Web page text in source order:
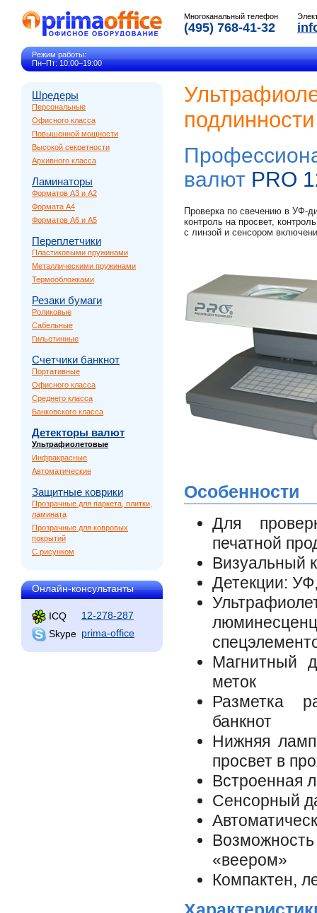
Многоканальный телефон
(495) 768-41-32
Режим работы:
Пн–Пт: 10:00–19:00
Шредеры
Персональные
Офисного класса
Повышенной мощности
Высокой секретности
Архивного класса
Ламинаторы
Форматов A3 и A2
Формата A4
Форматов A6 и A5
Переплетчики
Пластиковыми пружинами
Металлическими пружинами
Термообложками
Резаки бумаги
Роликовые
Сабельные
Гильотинные
Счетчики банкнот
Портативные
Офисного класса
Среднего класса
Банковского класса
Детекторы валют
Ультрафиолетовые
Инфракрасные
Автоматические
Защитные коврики
Прозрачные для паркета, плитки,
ламината
Прозрачные для ковровых
покрытий
С рисунком
Онлайн-консультанты
ICQ
12-278-287
Skype prima-office
валют PRO
Проверка по свечению в УФ-
контроль на просвет,
с линзой и сенсором
Особенности
Для
печатной
Визуальный
Детекции:
Магнитный
меток
Разметка
банкнот
Нижняя
просвет в
Встроенная
Сенсорный
«веером»
Компактен,